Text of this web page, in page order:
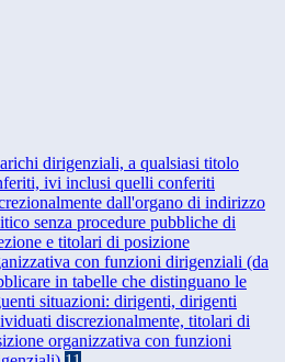
dirigenziali, a qualsiasi titolo
ivi inclusi quelli conferiti
dall'organo di indirizzo
senza procedure pubbliche di
e titolari di posizione
con funzioni dirigenziali (da
in tabelle che distinguano le
situazioni: dirigenti, dirigenti
discrezionalmente, titolari di
organizzativa con funzioni